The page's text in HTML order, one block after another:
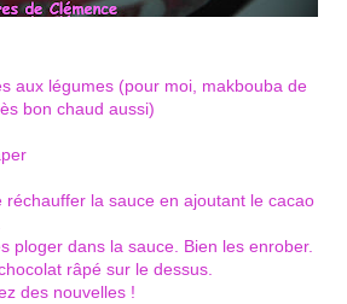
aux légumes (pour moi, makbouba de
bon chaud aussi)
réchauffer la sauce en ajoutant le cacao
ploger dans la sauce. Bien les enrober.
râpé sur le dessus.
des nouvelles !